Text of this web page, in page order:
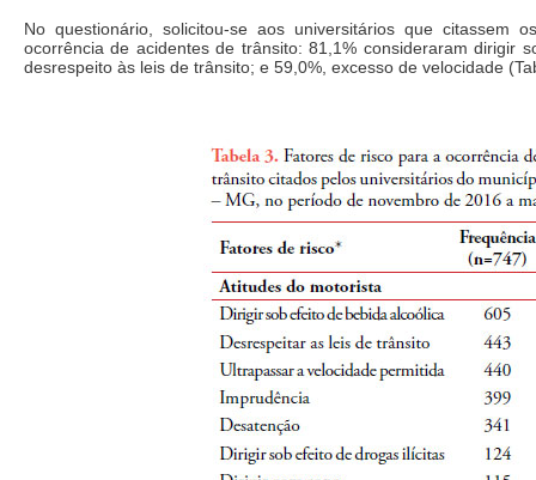
No questionário, solicitou-se aos universitários que citassem
ocorrência de acidentes de trânsito: 81,1% consideraram dirigir
desrespeito às leis de trânsito; e 59,0%, excesso de velocidade